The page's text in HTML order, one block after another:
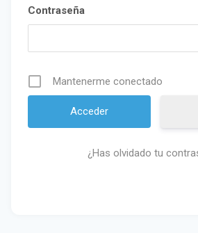
Contraseña
Mantenerme conectado
¿Has olvidado tu